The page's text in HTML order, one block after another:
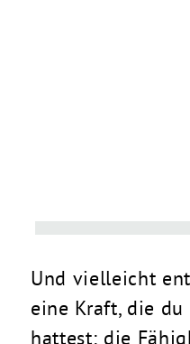
Und vielleicht
eine Kraft, die
hattest: die